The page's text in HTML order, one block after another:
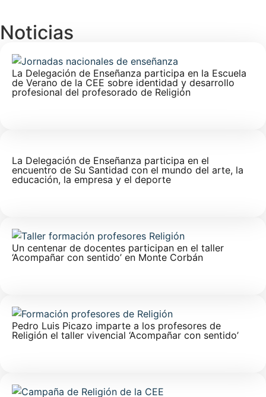
Noticias
La Delegación de Enseñanza participa en la Escuela
de Verano de la CEE sobre identidad y desarrollo
profesional del profesorado de Religión
La Delegación de Enseñanza participa en el
encuentro de Su Santidad con el mundo del arte, la
educación, la empresa y el deporte
Un centenar de docentes participan en el taller
‘Acompañar con sentido’ en Monte Corbán
Pedro Luis Picazo imparte a los profesores de
Religión el taller vivencial ‘Acompañar con sentido’